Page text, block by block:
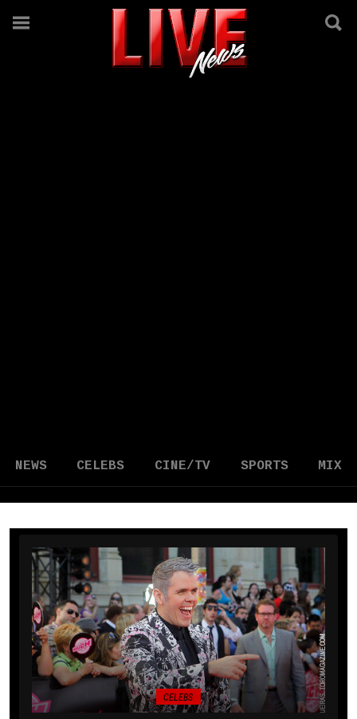
NEWS CELEBS CINE/TV SPORTS MIX
CELEBS